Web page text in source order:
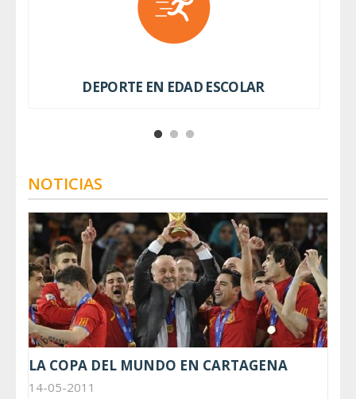
DEPORTE EN EDAD ESCOLAR
NOTICIAS
LA COPA DEL MUNDO EN CARTAGENA
14-05-2011